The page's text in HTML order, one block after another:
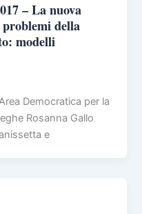
– La nuova
della
modelli
Democratica per la
Rosanna Gallo
e